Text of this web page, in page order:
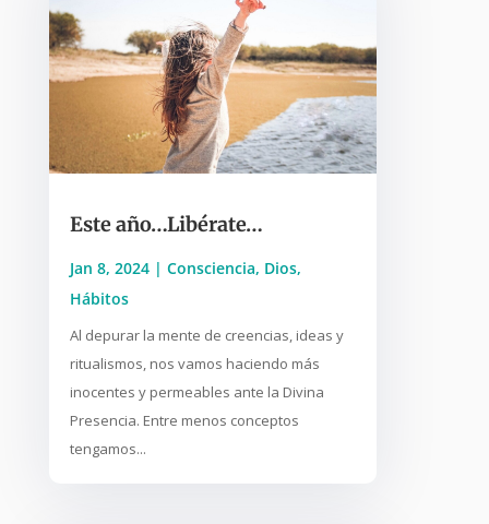
Este año…Libérate…
Jan 8, 2024| Consciencia, Dios,
Hábitos
Al depurar la mente de creencias, ideas y
ritualismos, nos vamos haciendo más
inocentes y permeables ante la Divina
Presencia. Entre menos conceptos
tengamos...